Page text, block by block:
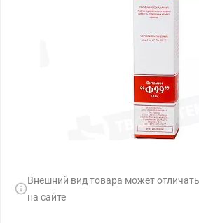
Внешний вид товара может
на сайте